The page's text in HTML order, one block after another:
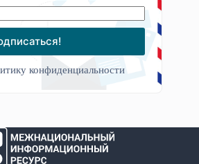
конфиденциальности